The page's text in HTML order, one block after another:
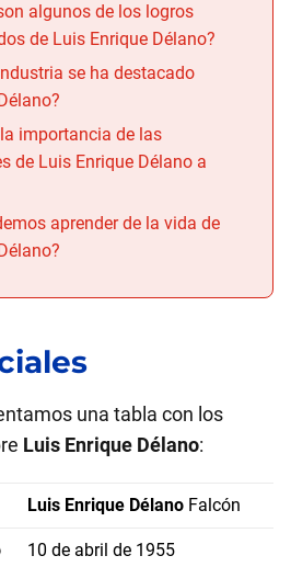
algunos de los logros
de Luis Enrique Délano?
se ha destacado
importancia de las
de Luis Enrique Délano a
aprender de la vida de
una tabla con los
Luis Enrique Délano:
Luis Enrique Délano Falcón
10 de abril de 1955